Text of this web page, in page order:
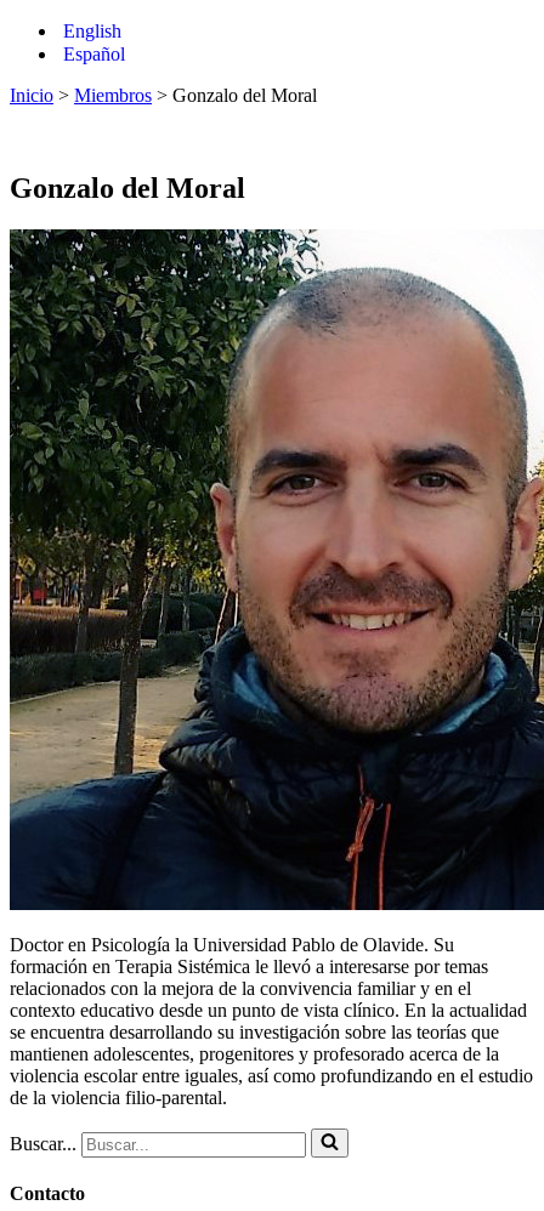
English
Español
Inicio > Miembros > Gonzalo del Moral
Gonzalo del Moral
Doctor en Psicología la Universidad Pablo de Olavide. Su
formación en Terapia Sistémica le llevó a interesarse por temas
relacionados con la mejora de la convivencia familiar y en el
contexto educativo desde un punto de vista clínico. En la actualidad
se encuentra desarrollando su investigación sobre las teorías que
mantienen adolescentes, progenitores y profesorado acerca de la
violencia escolar entre iguales, así como profundizando en el estudio
de la violencia filio-parental.
Buscar...
Contacto